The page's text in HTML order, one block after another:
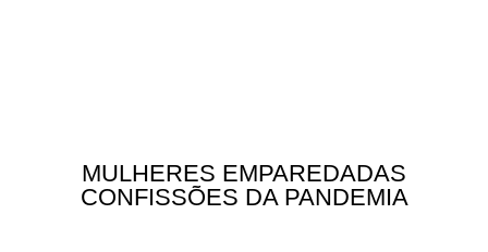
MULHERES EMPAREDADAS
CONFISSÕES DA PANDEMIA